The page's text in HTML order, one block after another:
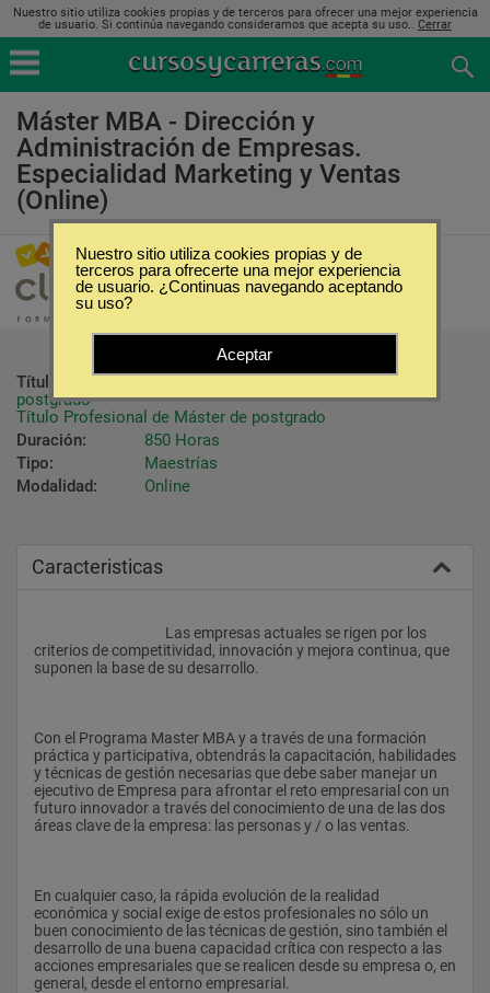
Nuestro sitio utiliza cookies propias y de terceros para ofrecer una mejor experiencia
de usuario. Si continúa navegando consideramos que acepta su uso.. Cerrar
Máster MBA - Dirección y
Administración de Empresas.
Especialidad Marketing y Ventas
(Online)
Clay Formación
Título ofrecido:
Título Propio Universitario de Máster de
postgrado
Título Profesional de Máster de postgrado
Duración:
850 Horas
Tipo:
Maestrías
Modalidad:
Online
Caracteristicas
criterios de competitividad, innovación y mejora continua, que
suponen la base de su desarrollo.
Con el Programa Master MBA y a través de una formación
práctica y participativa, obtendrás la capacitación, habilidades
y técnicas de gestión necesarias que debe saber manejar un
ejecutivo de Empresa para afrontar el reto empresarial con un
futuro innovador a través del conocimiento de una de las dos
áreas clave de la empresa: las personas y / o las ventas.
En cualquier caso, la rápida evolución de la realidad
económica y social exige de estos profesionales no sólo un
buen conocimiento de las técnicas de gestión, sino también el
desarrollo de una buena capacidad crítica con respecto a las
acciones empresariales que se realicen desde su empresa o, en
general, desde el entorno empresarial.
Nuestro sitio utiliza cookies propias y de
terceros para ofrecerte una mejor experiencia
de usuario. ¿Continuas navegando aceptando
su uso?
Aceptar